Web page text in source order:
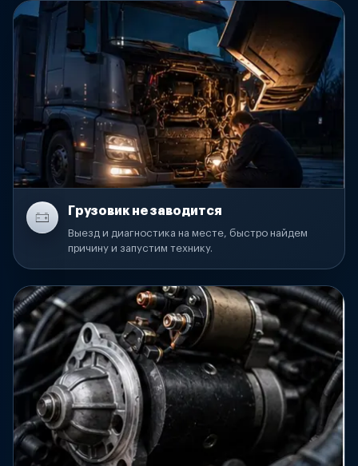
Грузовик не заводится
Выезд и диагностика на месте, быстро найдем
причину и запустим технику.